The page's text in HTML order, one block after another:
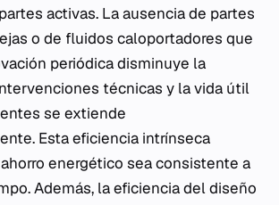
activas. La ausencia de partes
o de fluidos caloportadores que
periódica disminuye la
técnicas y la vida útil
se extiende
Esta eficiencia intrínseca
energético sea consistente a
Además, la eficiencia del diseño